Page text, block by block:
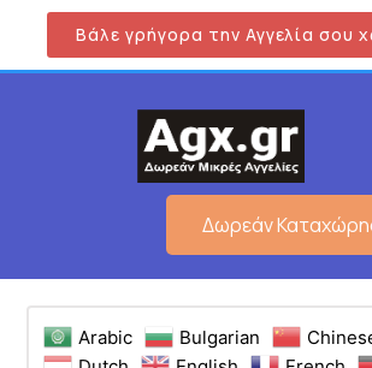
Βάλε γρήγορα την Αγγελία σου
Δωρεάν
Arabic Bulgarian